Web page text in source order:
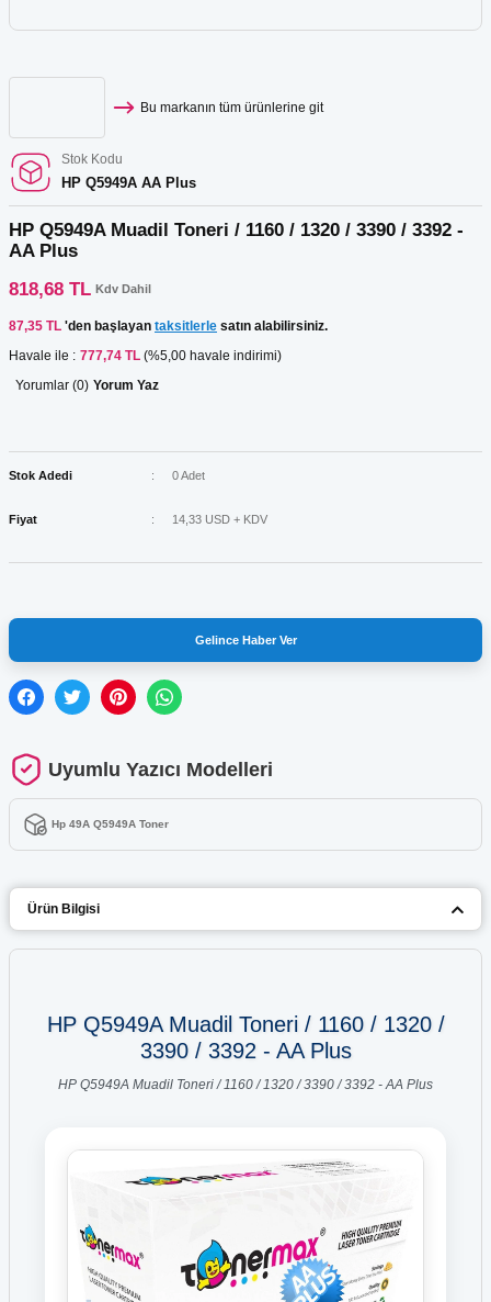
Bu markanın tüm ürünlerine git
Stok Kodu
HP Q5949A AA Plus
HP Q5949A Muadil Toneri / 1160 / 1320 / 3390 / 3392 -
AA Plus
818,68 TL Kdv Dahil
87,35 TL 'den başlayan taksitlerle satın alabilirsiniz.
Havale ile : 777,74 TL (%5,00 havale indirimi)
Yorumlar (0) Yorum Yaz
Stok Adedi 0 Adet
Fiyat 14,33 USD + KDV
Gelince Haber Ver
Uyumlu Yazıcı Modelleri
Hp 49A Q5949A Toner
Ürün Bilgisi
HP Q5949A Muadil Toneri / 1160 / 1320 /
3390 / 3392 - AA Plus
HP Q5949A Muadil Toneri / 1160 / 1320 / 3390 / 3392 - AA Plus